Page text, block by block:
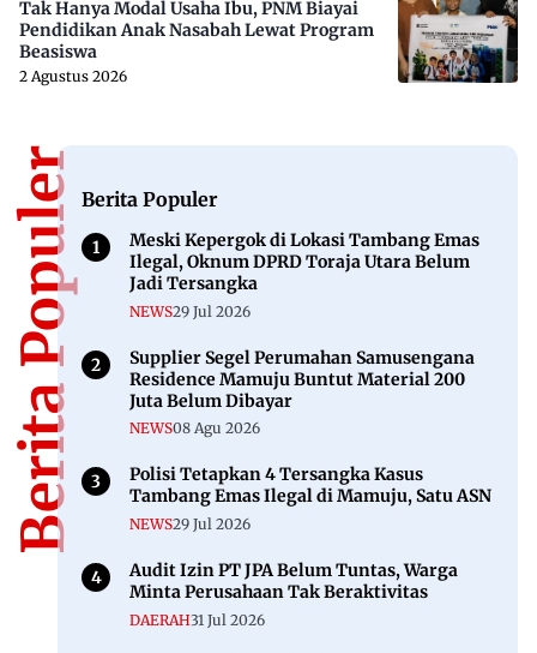
Tak Hanya Modal Usaha Ibu, PNM Biayai
Pendidikan Anak Nasabah Lewat Program
Beasiswa
2 Agustus 2026
Berita PopulerBerita Populer
Meski Kepergok di Lokasi Tambang Emas
Ilegal, Oknum DPRD Toraja Utara Belum
Jadi Tersangka
NEWS29 Jul 2026
Supplier Segel Perumahan Samusengana
Residence Mamuju Buntut Material 200
Juta Belum Dibayar
NEWS08 Agu 2026
Polisi Tetapkan 4 Tersangka Kasus
Tambang Emas Ilegal di Mamuju, Satu ASN
NEWS29 Jul 2026
Audit Izin PT JPA Belum Tuntas, Warga
Minta Perusahaan Tak Beraktivitas
DAERAH31 Jul 2026